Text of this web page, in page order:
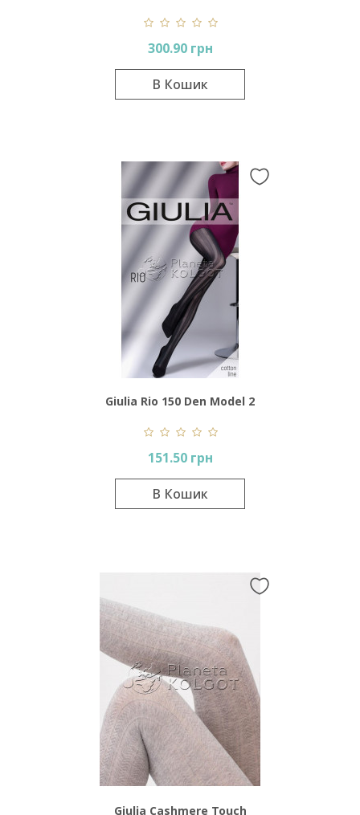
300.90 грн
В Кошик
Giulia Rio 150 Den Model 2
151.50 грн
В Кошик
Giulia Cashmere Touch